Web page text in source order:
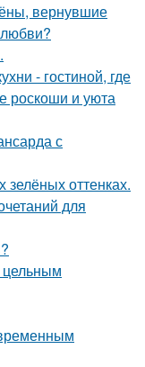
вернувшие
- гостиной, где
роскоши и уюта
с
зелёных оттенках.
для
цельным